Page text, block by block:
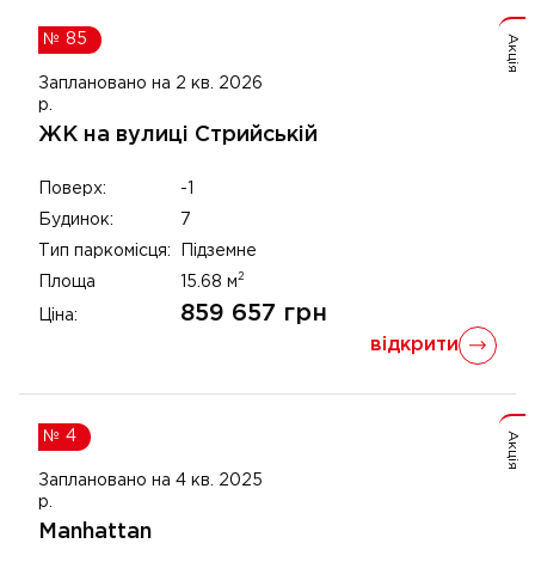
Акція
№ 85
Заплановано на 2 кв. 2026
р.
ЖК на вулиці Стрийській
Поверх: -1
Будинок: 7
Тип паркомісця: Підземне
Площа 15.68 м 2
Ціна: 859 657 грн
відкрити
Акція
№ 4
Заплановано на 4 кв. 2025
р.
Manhattan